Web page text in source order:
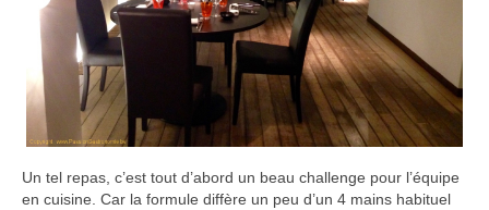
Un tel repas, c’est tout d’abord un beau challenge pour l’équipe
en cuisine. Car la formule diffère un peu d’un 4 mains habituel